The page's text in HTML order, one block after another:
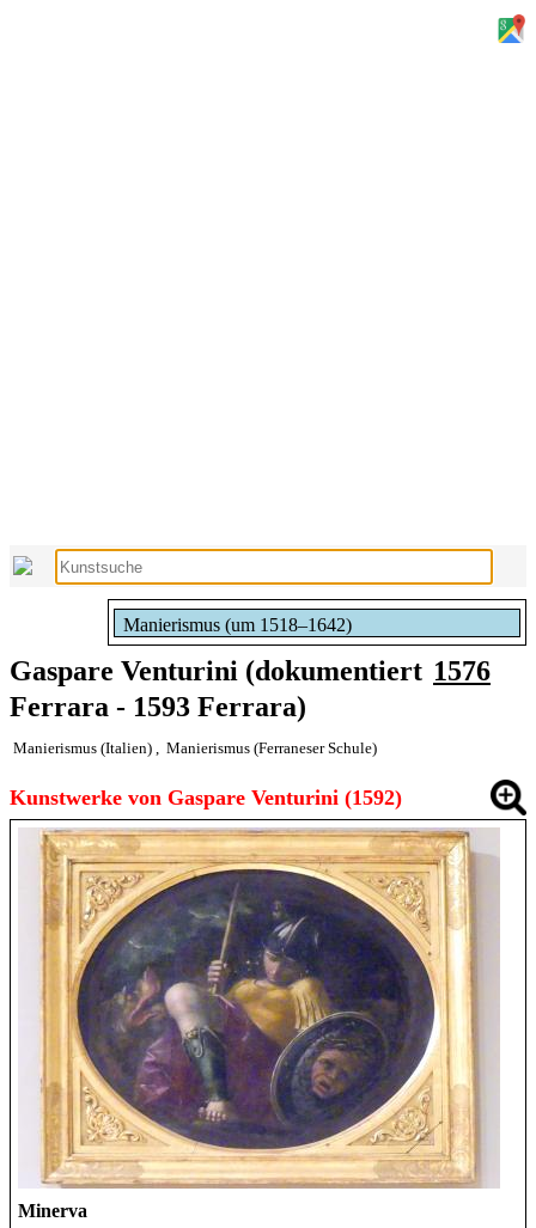
Manierismus (um 1518–1642)
Gaspare Venturini (dokumentiert 1576
Ferrara - 1593 Ferrara)
Manierismus (Italien) , Manierismus (Ferraneser Schule)
Kunstwerke von Gaspare Venturini (1592)
Minerva